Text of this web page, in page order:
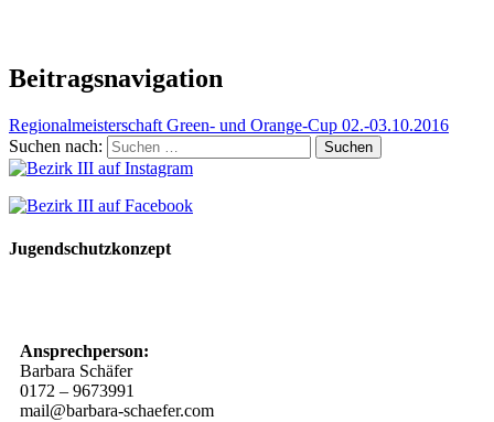
Beitragsnavigation
Regionalmeisterschaft Green- und Orange-Cup 02.-03.10.2016
Suchen nach:
Jugendschutzkonzept
Ansprechperson:
Barbara Schäfer
0172 – 9673991
mail@barbara-schaefer.com